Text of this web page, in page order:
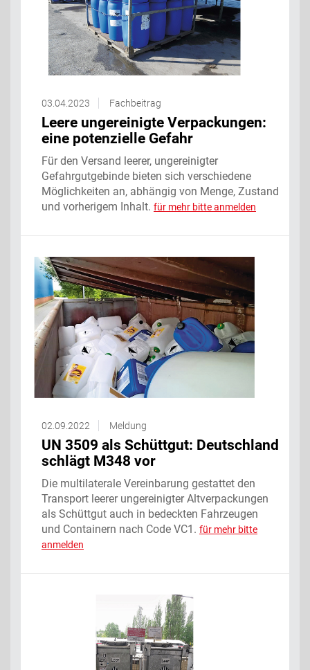
03.04.2023 Fachbeitrag
Leere ungereinigte Verpackungen:
eine potenzielle Gefahr
Für den Versand leerer, ungereinigter
Gefahrgutgebinde bieten sich verschiedene
Möglichkeiten an, abhängig von Menge, Zustand
und vorherigem Inhalt. für mehr bitte anmelden
02.09.2022 Meldung
UN 3509 als Schüttgut: Deutschland
schlägt M348 vor
Die multilaterale Vereinbarung gestattet den
Transport leerer ungereinigter Altverpackungen
als Schüttgut auch in bedeckten Fahrzeugen
und Containern nach Code VC1. für mehr bitte
anmelden